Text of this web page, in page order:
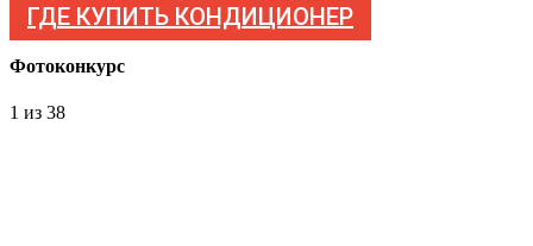
ГДЕ КУПИТЬ КОНДИЦИОНЕР
Фотоконкурс
1 из 38